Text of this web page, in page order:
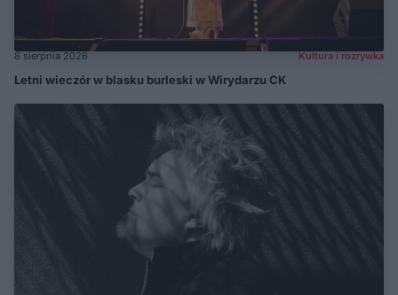
8 sierpnia 2026 Kultura i rozrywka
Letni wieczór w blasku burleski w Wirydarzu CK